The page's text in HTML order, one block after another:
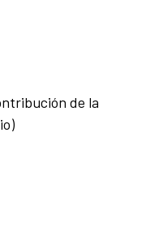
de la